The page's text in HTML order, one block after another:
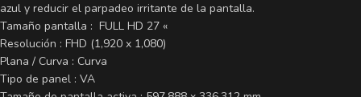
azul y reducir el parpadeo irritante de la pantalla.
Tamaño pantalla : FULL HD 27 «
Resolución : FHD (1,920 x 1,080)
Plana / Curva : Curva
Tipo de panel : VA